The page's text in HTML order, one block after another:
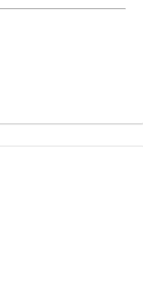
tout en étant proche des
bains avec toilettes
grande terrasse
sous le numéro